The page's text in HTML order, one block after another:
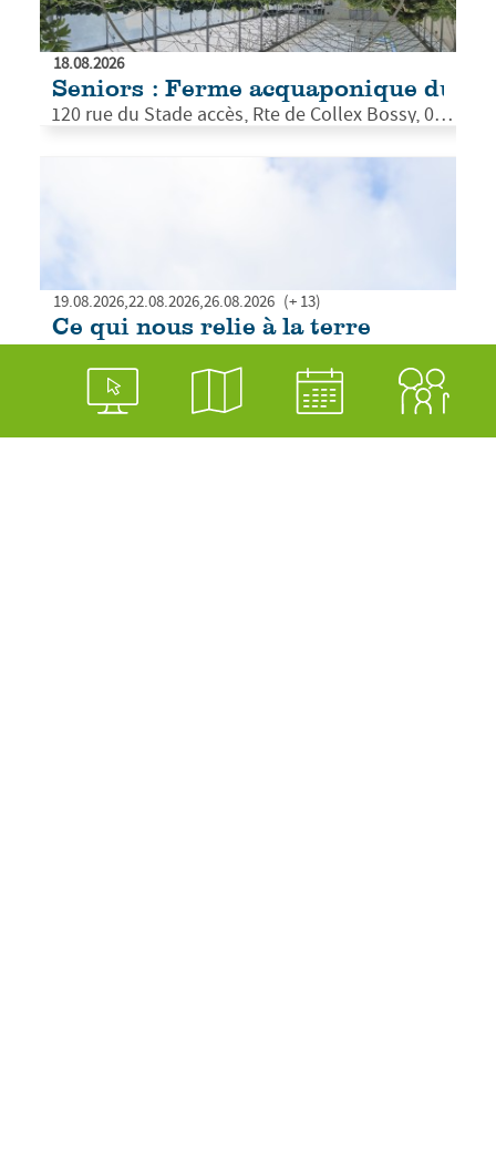
Seniors : Ferme acquaponique du
120 rue du Stade accès, Rte de Collex Bossy, 01210 Versonnex, France
18.08.2026
Ce qui nous relie à la terre
Pl. des Cinq-Continents 1, 1217 Meyrin, Suisse
19.08.2026 22.08.2026 26.08.2026 (+ 13)